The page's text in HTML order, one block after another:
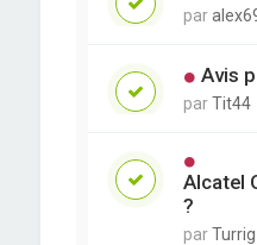
par
Avis
parTit44
Alcatel
?
parTurrig